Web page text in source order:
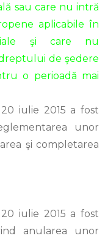
sau care nu intră
aplicabile în
şi care nu
de şedere
o perioadă mai
iulie 2015 a fost
unor
şi completarea
iulie 2015 a fost
anularea unor